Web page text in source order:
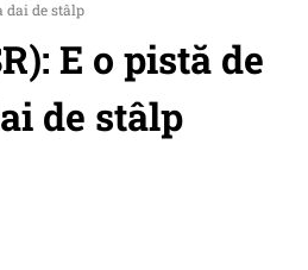
dai de stâlp
E o pistă de
de stâlp